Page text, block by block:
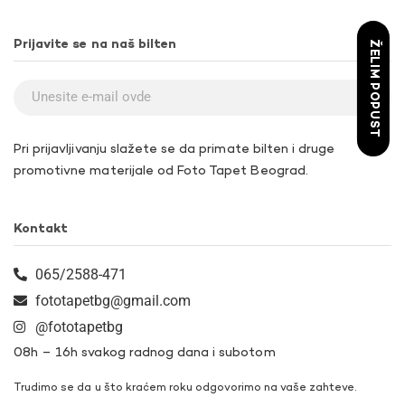
Prijavite se na naš bilten
Pri prijavljivanju slažete se da primate bilten i druge
promotivne materijale od Foto Tapet Beograd.
Kontakt
065/2588-471
fototapetbg@gmail.com
@fototapetbg
08h – 16h svakog radnog dana i subotom
Trudimo se da u što kraćem roku odgovorimo na vaše zahteve.
ŽELIM POPUST